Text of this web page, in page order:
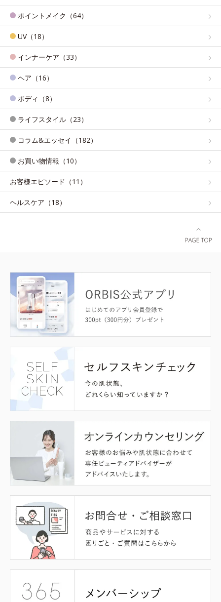
ポイントメイク（64）
UV（18）
インナーケア（33）
ヘア（16）
ボディ（8）
ライフスタイル（23）
コラム&エッセイ（182）
お買い物情報（10）
お客様エピソード（11）
ヘルスケア（18）